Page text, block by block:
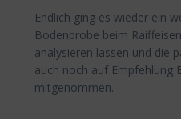
Endlich ging es wieder ein
Bodenprobe beim
analysieren lassen und die
auch noch auf Empfehlung
mitgenommen.